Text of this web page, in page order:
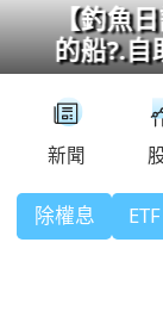
【釣魚
的船?.
到飽
除權息 ETF